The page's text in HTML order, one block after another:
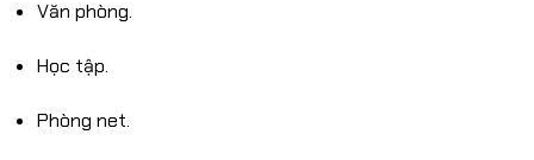
Văn phòng.
Học tập.
Phòng net.